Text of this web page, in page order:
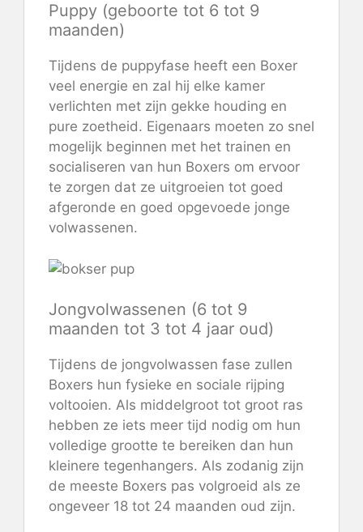
Puppy (geboorte tot 6 tot 9
maanden)
Tijdens de puppyfase heeft een Boxer
veel energie en zal hij elke kamer
verlichten met zijn gekke houding en
pure zoetheid. Eigenaars moeten zo snel
mogelijk beginnen met het trainen en
socialiseren van hun Boxers om ervoor
te zorgen dat ze uitgroeien tot goed
afgeronde en goed opgevoede jonge
volwassenen.
Jongvolwassenen (6 tot 9
maanden tot 3 tot 4 jaar oud)
Tijdens de jongvolwassen fase zullen
Boxers hun fysieke en sociale rijping
voltooien. Als middelgroot tot groot ras
hebben ze iets meer tijd nodig om hun
volledige grootte te bereiken dan hun
kleinere tegenhangers. Als zodanig zijn
de meeste Boxers pas volgroeid als ze
ongeveer 18 tot 24 maanden oud zijn.